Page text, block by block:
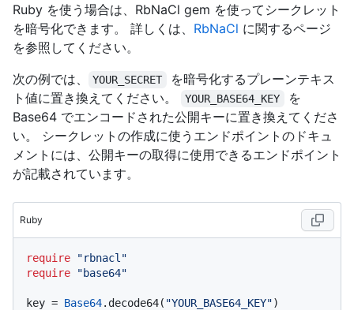
Ruby を使う場合は、RbNaCl gem を使ってシークレット
を暗号化できます。 詳しくは、 RbNaCl に関するページ
を参照してください。
次の例では、
YOUR_SECRET
を暗号化するプレーンテキス
ト値に置き換えてください。
YOUR_BASE64_KEY
を
Base64 でエンコードされた公開キーに置き換えてくださ
い。 シークレットの作成に使うエンドポイントのドキュ
メントには、公開キーの取得に使用できるエンドポイント
が記載されています。
Ruby
require
"rbnacl"
require
"base64"
key = Base64.decode64( "YOUR_BASE64_KEY")